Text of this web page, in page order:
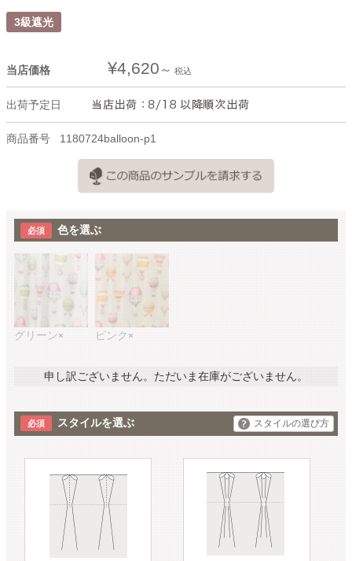
3級遮光
当店価格 ¥4,620 税込
出荷予定日
商品番号 1180724balloon-p1
色を選ぶ
グリーン× ピンク ×
申し訳ございません。ただいま在庫がございません。
スタイルを選ぶ スタイルの選び方